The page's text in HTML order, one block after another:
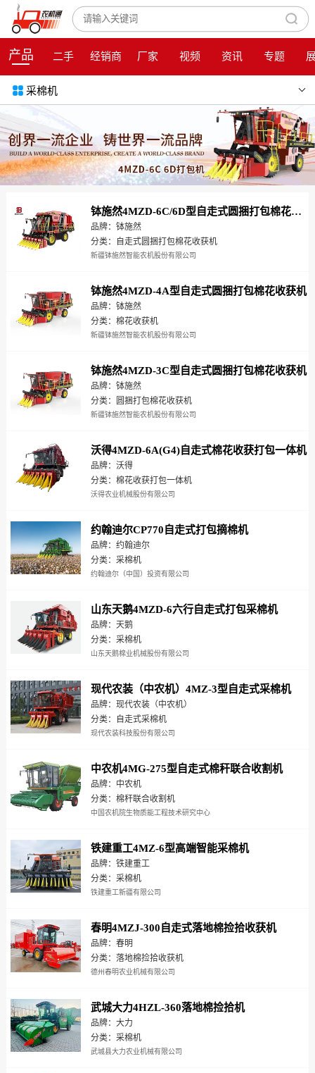
产品 二手 经销商 厂家 视频 资讯 专题
采棉机
钵施然4MZD-6C/6D型自走式圆捆打包棉花收获机
品牌：钵施然
分类：自走式圆捆打包棉花收获机
新疆钵施然智能农机股份有限公司
钵施然4MZD-4A型自走式圆捆打包棉花收获机
品牌：钵施然
分类：棉花收获机
新疆钵施然智能农机股份有限公司
钵施然4MZD-3C型自走式圆捆打包棉花收获机
品牌：钵施然
分类：圆捆打包棉花收获机
新疆钵施然智能农机股份有限公司
沃得4MZD-6A(G4)自走式棉花收获打包一体机
品牌：沃得
分类：棉花收获打包一体机
沃得农业机械股份有限公司
约翰迪尔CP770自走式打包摘棉机
品牌：约翰迪尔
分类：采棉机
约翰迪尔（中国）投资有限公司
山东天鹅4MZD-6六行自走式打包采棉机
品牌：天鹅
分类：采棉机
山东天鹅棉业机械股份有限公司
现代农装（中农机）4MZ-3型自走式采棉机
品牌：现代农装（中农机）
分类：自走式采棉机
现代农装科技股份有限公司
中农机4MG-275型自走式棉秆联合收割机
品牌：中农机
分类：棉秆联合收割机
中国农机院生物质能工程技术研究中心
铁建重工4MZ-6型高端智能采棉机
品牌：铁建重工
分类：采棉机
铁建重工新疆有限公司
春明4MZJ-300自走式落地棉捡拾收获机
品牌：春明
分类：落地棉捡拾收获机
德州春明农业机械有限公司
武城大力4HZL-360落地棉捡拾机
品牌：大力
分类：采棉机
武城县大力农业机械有限公司